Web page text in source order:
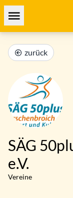
zurück
SÄG
e.V.
Vereine